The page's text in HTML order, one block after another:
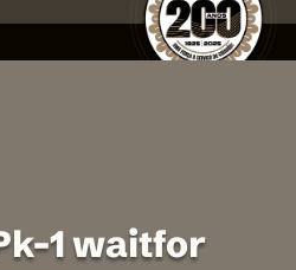
1 waitfor